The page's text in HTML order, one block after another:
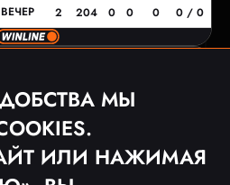
2 204 0 0 0 0 / 0
СОПЕРНИК
0:5
МЫ
ИЛИ НАЖИМАЯ